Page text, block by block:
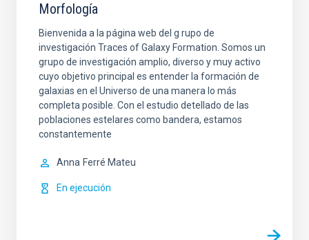
Morfología
Bienvenida a la página web del g rupo de
investigación Traces of Galaxy Formation. Somos un
grupo de investigación amplio, diverso y muy activo
cuyo objetivo principal es entender la formación de
galaxias en el Universo de una manera lo más
completa posible. Con el estudio detellado de las
poblaciones estelares como bandera, estamos
constantemente
Anna Ferré Mateu
En ejecución